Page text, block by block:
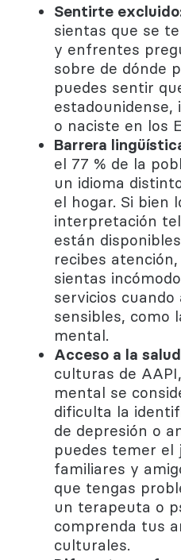
Sentirte
sientas que se
y enfrentes
sobre de dónde
puedes sentir
estadounidense,
o naciste en los
Barrera
el 77 % de la
un idioma
el hogar. Si bien
interpretación
están
recibes
sientas
servicios
sensibles, como
mental.
Acceso a la
culturas de
mental se
dificulta la
de depresión o
puedes temer el
familiares y
que tengas
un terapeuta o
comprenda tus
culturales.